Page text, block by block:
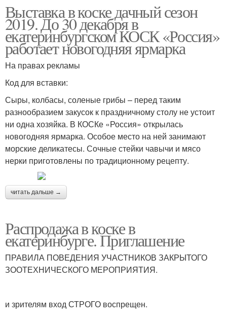
Выставка в коске дачный сезон
2019. До 30 декабря в
екатеринбургском КОСК «Россия»
работает новогодняя ярмарка
На правах рекламы
Код для вставки:
Сыры, колбасы, соленые грибы – перед таким
разнообразием закусок к праздничному столу не устоит
ни одна хозяйка. В КОСКе «Россия» открылась
новогодняя ярмарка. Особое место на ней занимают
морские деликатесы. Сочные стейки чавычи и мясо
нерки приготовлены по традиционному рецепту.
читать дальше →
Распродажа в коске в
екатеринбурге. Приглашение
ПРАВИЛА ПОВЕДЕНИЯ УЧАСТНИКОВ ЗАКРЫТОГО
ЗООТЕХНИЧЕСКОГО МЕРОПРИЯТИЯ.
и зрителям вход СТРОГО воспрещен.